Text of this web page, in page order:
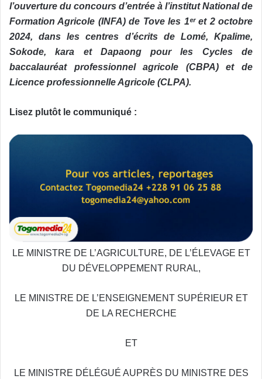
l’ouverture du concours d’entrée à l’institut National de
Formation Agricole (INFA) de Tove les 1ᵉʳ et 2 octobre
2024, dans les centres d’écrits de Lomé, Kpalime,
Sokode, kara et Dapaong pour les Cycles de
baccalauréat professionnel agricole (CBPA) et de
Licence professionnelle Agricole (CLPA).
Lisez plutôt le communiqué :
LE MINISTRE DE L’AGRICULTURE, DE L’ÉLEVAGE ET
DU DÉVELOPPEMENT RURAL,
LE MINISTRE DE L’ENSEIGNEMENT SUPÉRIEUR ET
DE LA RECHERCHE
ET
LE MINISTRE DÉLÉGUÉ AUPRÈS DU MINISTRE DES